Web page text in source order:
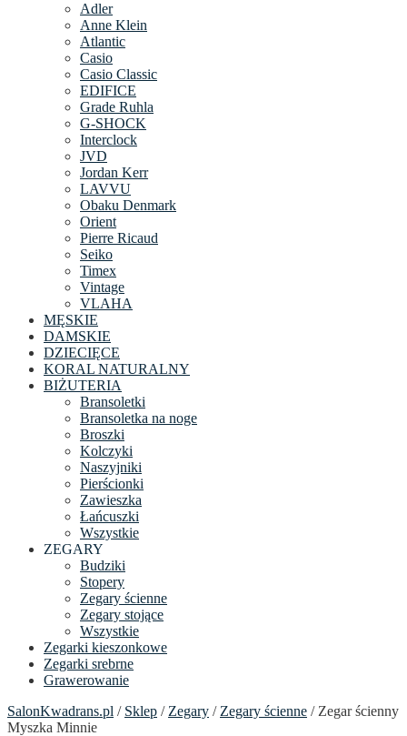
Adler
Anne Klein
Atlantic
Casio
Casio Classic
EDIFICE
Grade Ruhla
G-SHOCK
Interclock
JVD
Jordan Kerr
LAVVU
Obaku Denmark
Orient
Pierre Ricaud
Seiko
Timex
Vintage
VLAHA
MĘSKIE
DAMSKIE
DZIECIĘCE
KORAL NATURALNY
BIŻUTERIA
Bransoletki
Bransoletka na noge
Broszki
Kolczyki
Naszyjniki
Pierścionki
Zawieszka
Łańcuszki
Wszystkie
ZEGARY
Budziki
Stopery
Zegary ścienne
Zegary stojące
Wszystkie
Zegarki kieszonkowe
Zegarki srebrne
Grawerowanie
SalonKwadrans.pl / Sklep / Zegary / Zegary ścienne / Zegar ścienny
Myszka Minnie